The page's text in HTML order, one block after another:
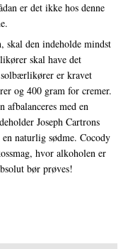
er det ikke hos denne
skal den indeholde mindst
skal have det
er kravet
og 400 gram for cremer.
afbalanceres med en
Joseph Cartrons
naturlig sødme. Cocody
hvor alkoholen er
bør prøves!